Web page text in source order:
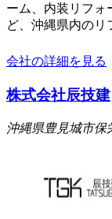
ーム、内装リフォ
ど、沖縄県内のリ
会社の詳細を見る
株式会社辰技建
沖縄県豊見城市保